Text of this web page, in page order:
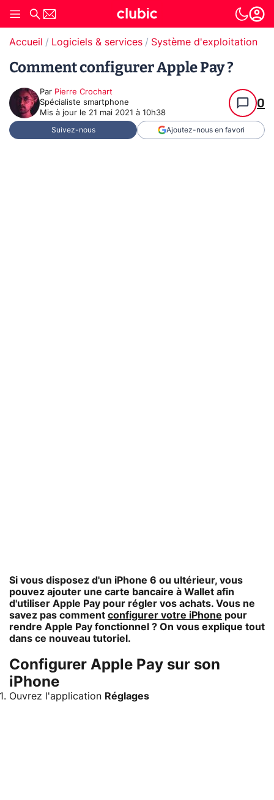
Accueil Logiciels & services Système d'exploitation
Comment configurer Apple Pay ?
Par Pierre Crochart
Spécialiste smartphone
Mis à jour le 21 mai 2021 à 10h38
0
Suivez-nous Ajoutez-nous en favori
Si vous disposez d'un iPhone 6 ou ultérieur, vous
pouvez ajouter une carte bancaire à Wallet afin
d'utiliser Apple Pay pour régler vos achats. Vous ne
savez pas comment configurer votre iPhone pour
rendre Apple Pay fonctionnel ? On vous explique tout
dans ce nouveau tutoriel.
Configurer Apple Pay sur son
iPhone
Ouvrez l'application Réglages